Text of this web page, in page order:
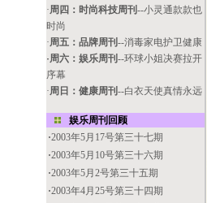
·周四：时尚科技周刊 --小灵通款款也
时尚
·周五：品牌周刊 --消毒家电护卫健康
·周六：娱乐周刊 --环球小姐决赛拉开
序幕
·周日：健康周刊 --白衣天使真情永远
娱乐周刊回顾
·2003年5月17号第三十七期
·2003年5月10号第三十六期
·2003年5月2号第三十五期
·2003年4月25号第三十四期